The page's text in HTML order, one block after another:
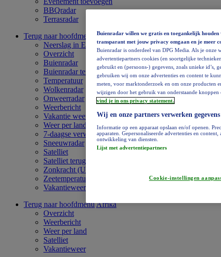
BBQradar
Terrasradar
Terug naar hoofdmenu
Europa
Neerslag in Europa
Overzicht
Buienradar
Buienradar terugkijken
Temperatuur
Wolkenradar
Onweerradar
Weerbericht
Vakantie weervideo
Weer per land
7-daagse verwachting
Sneeuwradar
Satelliet
Satelliet terugkijken
Zonkracht (UV)
Zeetemperatuur
Vakantieweer
Terug naar hoofdmenuAfrika
Overzicht
Weerbericht
Weer per land
Satelliet
Vakantieweer
Buienradar willen we gratis en toegankelijk
transparant met jouw privacy omgaan en je meer
Buienradar is onderdeel van DPG Media. Als je
advertentiepartners cookies (en soortgelijke
gebruikt en (persoons-) gegevens, zoals unieke id’s,
gebruiken wij om onze advertenties en content te
meten, voor marktonderzoek en om onze producten
wijzigen door het gebruik van onderstaande
vind je in ons privacy statement.
Wij en onze partners verwerken
Informatie op een apparaat opslaan en/of openen.
apparaten. Gepersonaliseerde advertenties en
ontwikkeling van diensten.
Lijst met advertentiepartners
Cookie-instellingen